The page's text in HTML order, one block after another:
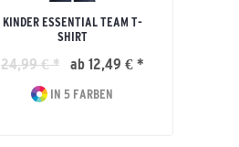
KINDER ESSENTIAL TEAM T-
SHIRT
24,99 € * ab 12,49 € *
IN 5 FARBEN